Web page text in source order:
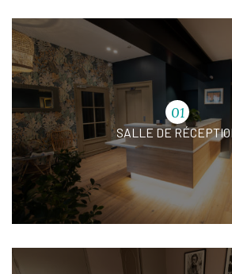
01
SALLE DE